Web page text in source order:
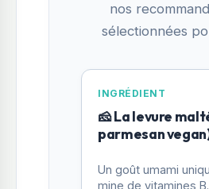
nos
sélectionnées
INGRÉDIENT
🧀 La levure
parmesan
Un goût umami
mine de vitamines B.